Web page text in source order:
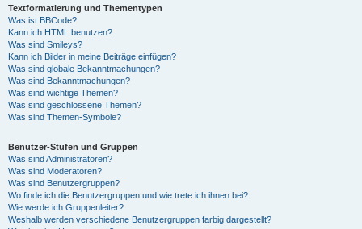
Textformatierung und Thementypen
Was ist BBCode?
Kann ich HTML benutzen?
Was sind Smileys?
Kann ich Bilder in meine Beiträge einfügen?
Was sind globale Bekanntmachungen?
Was sind Bekanntmachungen?
Was sind wichtige Themen?
Was sind geschlossene Themen?
Was sind Themen-Symbole?
Benutzer-Stufen und Gruppen
Was sind Administratoren?
Was sind Moderatoren?
Was sind Benutzergruppen?
Wo finde ich die Benutzergruppen und wie trete ich ihnen bei?
Wie werde ich Gruppenleiter?
Weshalb werden verschiedene Benutzergruppen farbig dargestellt?